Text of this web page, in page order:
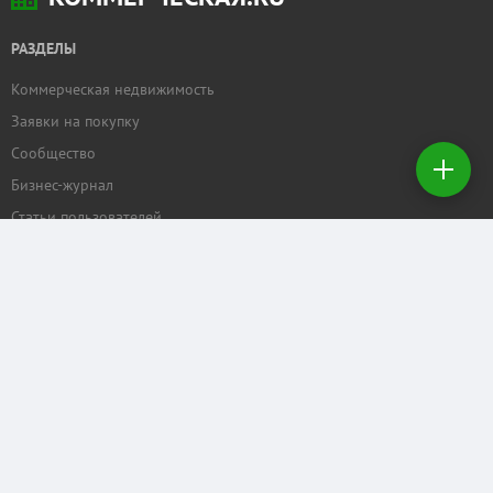
РАЗДЕЛЫ
Коммерческая недвижимость
Заявки на покупку
Сообщество
Бизнес-журнал
Статьи пользователей